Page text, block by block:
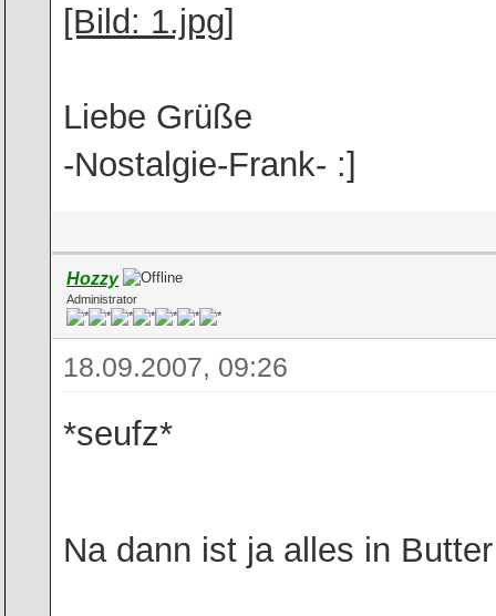
[Bild: 1.jpg]
Liebe Grüße
-Nostalgie-Frank- :]
Hozzy
Administrator
18.09.2007, 09:26
*seufz*
Na dann ist ja alles in